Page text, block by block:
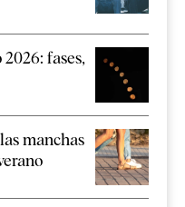
fases,
manchas